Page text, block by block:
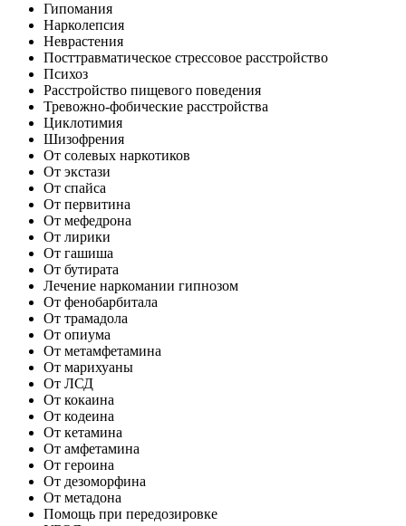
Гипомания
Нарколепсия
Неврастения
Посттравматическое стрессовое расстройство
Психоз
Расстройство пищевого поведения
Тревожно-фобические расстройства
Циклотимия
Шизофрения
От солевых наркотиков
От экстази
От спайса
От первитина
От мефедрона
От лирики
От гашиша
От бутирата
Лечение наркомании гипнозом
От фенобарбитала
От трамадола
От опиума
От метамфетамина
От марихуаны
От ЛСД
От кокаина
От кодеина
От кетамина
От амфетамина
От героина
От дезоморфина
От метадона
Помощь при передозировке